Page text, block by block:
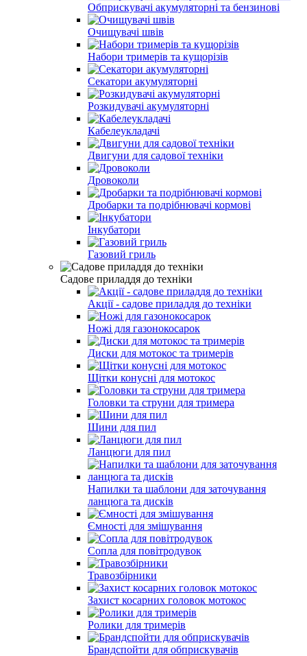
Обприскувачі акумуляторні та бензинові
Очищувачі швів
Набори тримерів та кущорізів
Секатори акумуляторні
Розкидувачі акумуляторні
Кабелеукладачі
Двигуни для садової техніки
Дровоколи
Дробарки та подрібнювачі кормові
Інкубатори
Газовий гриль
Садове приладдя до техніки
Акції - садове приладдя до техніки
Ножі для газонокосарок
Диски для мотокос та тримерів
Щітки конусні для мотокос
Головки та струни для тримера
Шини для пил
Ланцюги для пил
Напилки та шаблони для заточування
ланцюга та дисків
Ємності для змішування
Сопла для повітродувок
Травозбірники
Захист косарних головок мотокос
Ролики для тримерів
Брандспойти для обприскувачів